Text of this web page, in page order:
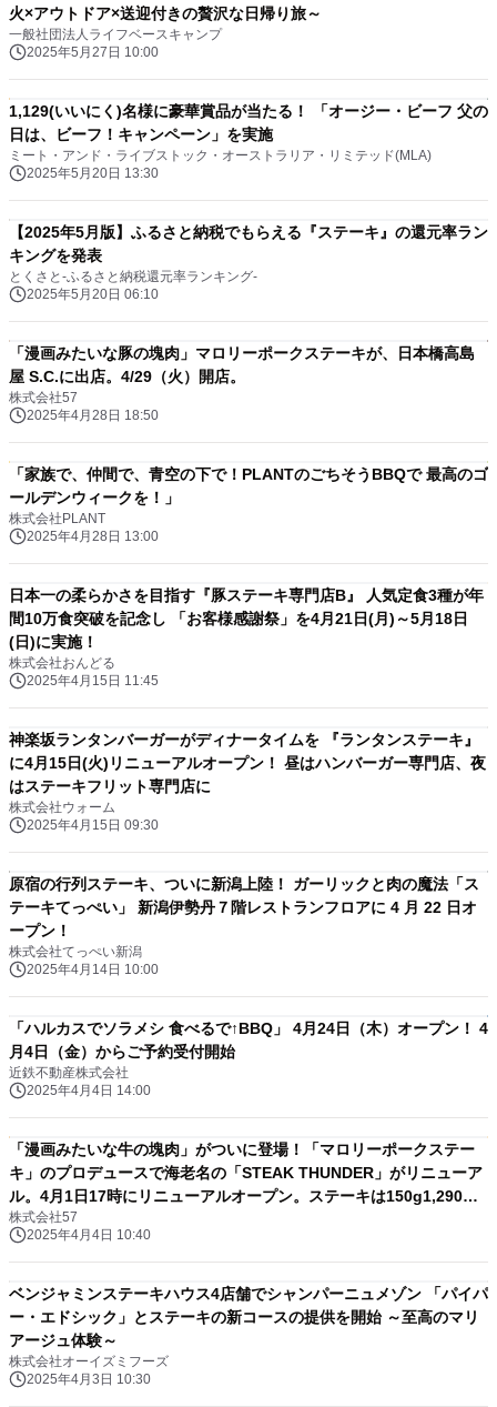
火×アウトドア×送迎付きの贅沢な日帰り旅～
一般社団法人ライフベースキャンプ
2025年5月27日 10:00
1,129(いいにく)名様に豪華賞品が当たる！ 「オージー・ビーフ 父の
日は、ビーフ！キャンペーン」を実施
ミート・アンド・ライブストック・オーストラリア・リミテッド(MLA)
2025年5月20日 13:30
【2025年5月版】ふるさと納税でもらえる『ステーキ』の還元率ラン
キングを発表
とくさと-ふるさと納税還元率ランキング-
2025年5月20日 06:10
「漫画みたいな豚の塊肉」マロリーポークステーキが、日本橋高島
屋 S.C.に出店。4/29（火）開店。
株式会社57
2025年4月28日 18:50
「家族で、仲間で、青空の下で！PLANTのごちそうBBQで 最高のゴ
ールデンウィークを！」
株式会社PLANT
2025年4月28日 13:00
日本一の柔らかさを目指す『豚ステーキ専門店B』 人気定食3種が年
間10万食突破を記念し 「お客様感謝祭」を4月21日(月)～5月18日
(日)に実施！
株式会社おんどる
2025年4月15日 11:45
神楽坂ランタンバーガーがディナータイムを 『ランタンステーキ』
に4月15日(火)リニューアルオープン！ 昼はハンバーガー専門店、夜
はステーキフリット専門店に
株式会社ウォーム
2025年4月15日 09:30
原宿の行列ステーキ、ついに新潟上陸！ ガーリックと肉の魔法「ス
テーキてっぺい」 新潟伊勢丹７階レストランフロアに 4 月 22 日オ
ープン！
株式会社てっぺい新潟
2025年4月14日 10:00
「ハルカスでソラメシ 食べるで↑BBQ」 4月24日（木）オープン！ 4
月4日（金）からご予約受付開始
近鉄不動産株式会社
2025年4月4日 14:00
「漫画みたいな牛の塊肉」がついに登場！「マロリーポークステー
キ」のプロデュースで海老名の「STEAK THUNDER」がリニューア
ル。4月1日17時にリニューアルオープン。ステーキは150g1,290
円〜。オープン記念で4月11日まで生ビールメガジョッキ390円、ハ
イボール等メガジョッキ290円に。
株式会社57
2025年4月4日 10:40
ベンジャミンステーキハウス4店舗でシャンパーニュメゾン 「パイパ
ー・エドシック」とステーキの新コースの提供を開始 ～至高のマリ
アージュ体験～
株式会社オーイズミフーズ
2025年4月3日 10:30